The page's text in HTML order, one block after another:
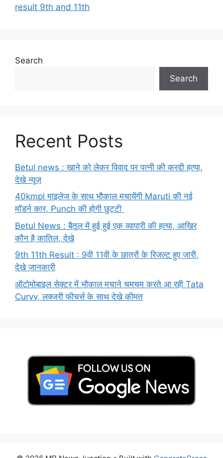
result 9th and 11th
Search
Search
Recent Posts
Betul news : खाने को लेकर विवाद पर पत्नी की करदी हत्या,
देखे न्यूज़
40kmpl माइलेज के साथ भौकाल मचायेंगी Maruti की नई
मॉडर्न कार, Punch की होगी छुट्टी
Betul News : बैतूल में हुई हुई एक व्यापारी की हत्या, आखिर
कौन है कातिल, देखे
9th 11th Result : 9वी 11वी के छात्रों के रिजल्ट हुए जारी,
देखे जानकारी
ऑटोमोबाइल सेक्टर में भौकाल मचाने चमचम करते आ रही Tata
Curvv, लक्जरी फीचर्स के साथ देखे कीमत